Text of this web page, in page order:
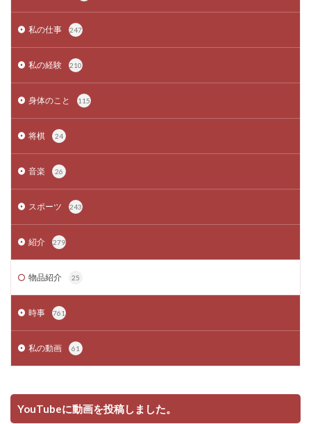
私の仕事 247
私の経験 210
身体のこと 115
将棋 24
音楽 26
スポーツ 243
紹介 279
物品紹介 25
時事 761
私の動画 61
YouTubeに動画を投稿しました。